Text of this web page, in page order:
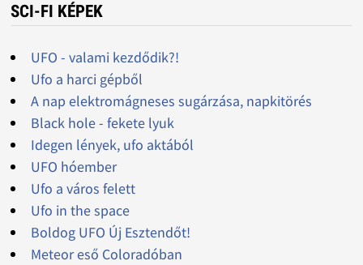
SCI-FI KÉPEK
UFO - valami kezdődik?!
Ufo a harci gépből
A nap elektromágneses sugárzása, napkitörés
Black hole - fekete lyuk
Idegen lények, ufo aktából
UFO hóember
Ufo a város felett
Ufo in the space
Boldog UFO Új Esztendőt!
Meteor eső Coloradóban